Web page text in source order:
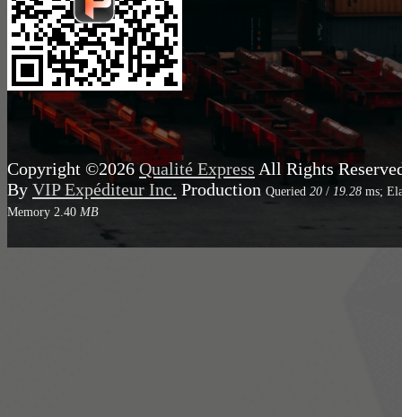
Copyright ©2026Qualité Express All Rights
By VIP Expéditeur Inc. Production Queried 20 / 19.28 ms;
Memory 2.40 MB